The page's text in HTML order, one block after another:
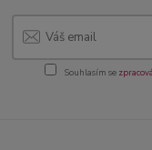
Souhlasím se